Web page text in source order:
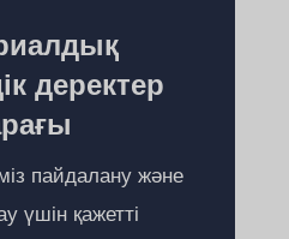
деректер
пайдалану және
үшін қажетті